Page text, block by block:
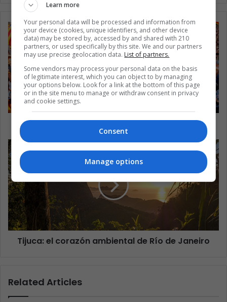
Rusia: ¿entrometida en lo que no debe?
Tijuca: el corazón ambiental de Río de Janeiro
Related Articles
Learn more
Your personal data will be processed and information from
your device (cookies, unique identifiers, and other device
data) may be stored by, accessed by and shared with 210
partners, or used specifically by this site. We and our partners
may use precise geolocation data. List of partners.
Some vendors may process your personal data on the basis
of legitimate interest, which you can object to by managing
your options below. Look for a link at the bottom of this page
or in the site menu to manage or withdraw consent in privacy
and cookie settings.
Consent
Manage options